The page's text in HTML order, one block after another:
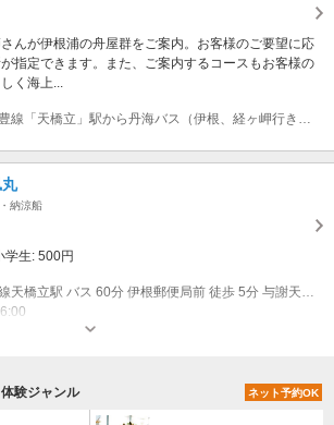
んが伊根浦の舟屋群をご案内。お客様のご要望に応
指定できます。また、ご案内するコースもお客様の
く海上...
(1)◆京都丹後鉄道宮豊線「天橋立」駅から丹海バス（伊根、経ヶ岬行き）で50分「伊根」下車
納涼船
学生: 500円
験ジャンル ネット予約OK